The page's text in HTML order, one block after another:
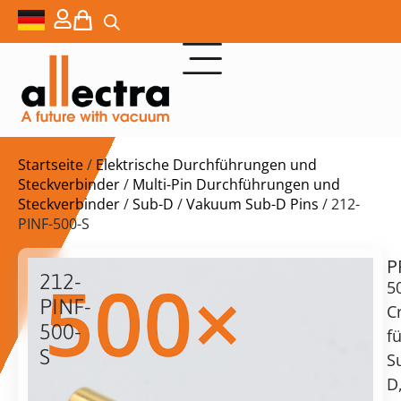
Startseite/ Elektrische Durchführungen und
Steckverbinder/ Multi-Pin Durchführungen und
Steckverbinder/Sub-D /Vakuum Sub-D Pins / 212-
PINF-500-S
212-
PINF-
500-
S
$
auf